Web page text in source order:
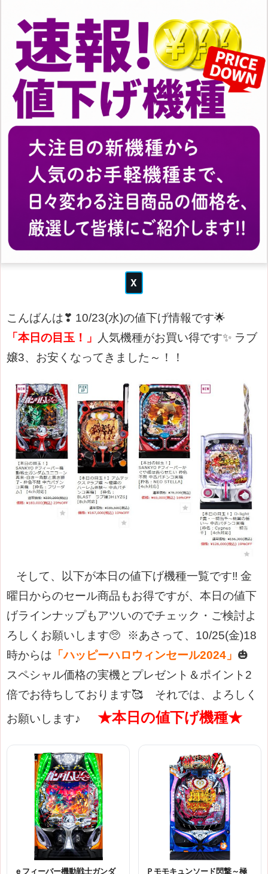
こんばんは❣ 10/23(水)の値下げ情報です🌟
「本日の目玉！」
人気機種がお買い得です✨ ラブ
嬢3、お安くなってきました～！！
そして、以下が本日の値下げ機種一覧です‼ 金
曜日からのセール商品もお得ですが、本日の値下
げラインナップもアツいのでチェック・ご検討よ
ろしくお願いします🥺
※あさって、10/25(金)18
時からは 「ハッピーハロウィンセール2024」 🎃
スペシャル価格の実機とプレゼント＆ポイント2
倍でお待ちしております🥰
それでは、よろしく
お願いします♪
★本日の値下げ機種★
ｅフィーバー機動戦士ガンダ Ｐモモキュンソード閃撃～極